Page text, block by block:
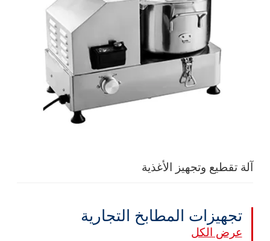
آلة تقطيع وتجهيز الأغذية
تجهيزات المطابخ التجارية
عرض الكل